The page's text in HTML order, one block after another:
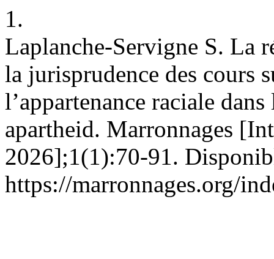
1.
Laplanche-Servigne S. La
la jurisprudence des cours
l’appartenance raciale
apartheid. Marronnages
2026];1(1):70-91.
https://marronnages.org/